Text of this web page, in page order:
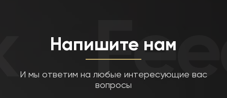
Напишите нам
И мы ответим на любые интересующие вас
вопросы